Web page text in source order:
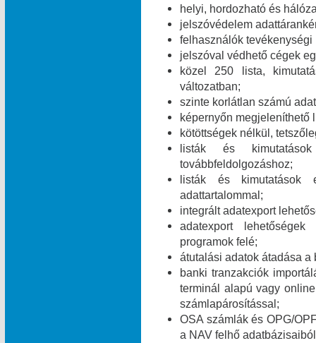
helyi, hordozható és
jelszóvédelem
felhasználók
jelszóval védhető cégek
közel 250 lista,
változatban;
szinte korlátlan számú
képernyőn megjeleníthető
kötöttségek nélkül,
listák és
továbbfeldolgozáshoz;
listák és kimutatások
adattartalommal;
integrált adatexport
adatexport
programok felé;
átutalási adatok átadása
banki tranzakciók
terminál alapú vagy
számlapárosítással;
OSA számlák és OPG/
a NAV felhő